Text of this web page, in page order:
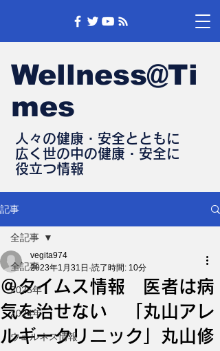
Wellness@Ti
mes
人々の健康・安全とともに
​広く世の中の健康・安全に
​役立つ情報
記事
全記事
2025年
2024年
ウェルネス情報
全記事
＠タイムス情報 医者は病
気を治せない 「丸山アレ
ルギークリニック」丸山修
vegita974
2023年1月31日 読了時間: 10分